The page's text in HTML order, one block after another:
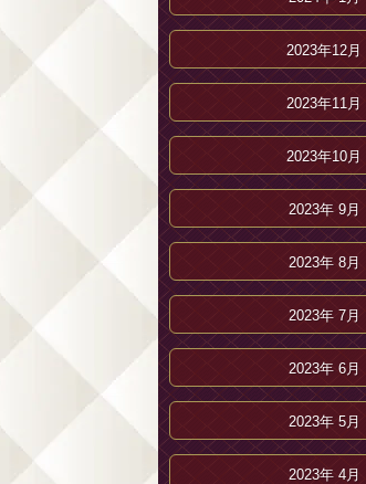
2023年12月
2023年11月
2023年10月
2023年 9月
2023年 8月
2023年 7月
2023年 6月
2023年 5月
2023年 4月